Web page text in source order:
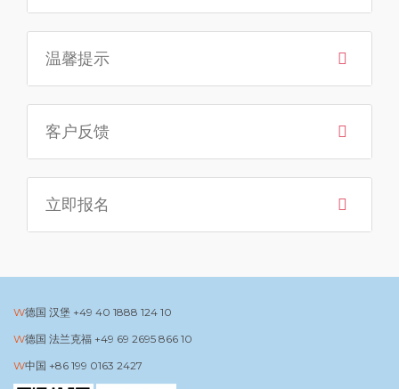
温馨提示
客户反馈
立即报名
德国 汉堡 +49 40 1888 124 10
德国 法兰克福 +49 69 2695 866 10
中国 +86 199 0163 2427